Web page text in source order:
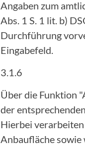
Angaben zum
Abs. 1 S. 1 lit. b)
Durchführung
Eingabefeld.
3.1.6
Über die Funktion
der
Hierbei
Anbaufläche sowie